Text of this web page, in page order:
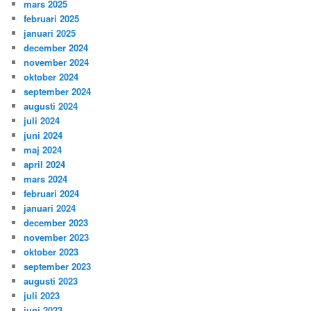
mars 2025
februari 2025
januari 2025
december 2024
november 2024
oktober 2024
september 2024
augusti 2024
juli 2024
juni 2024
maj 2024
april 2024
mars 2024
februari 2024
januari 2024
december 2023
november 2023
oktober 2023
september 2023
augusti 2023
juli 2023